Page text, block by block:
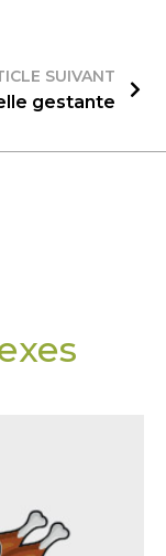
SUIVANT
gestante